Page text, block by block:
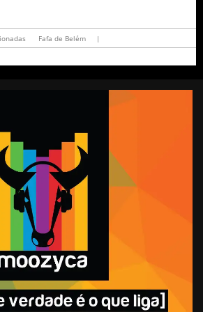
Fafa de Belém |